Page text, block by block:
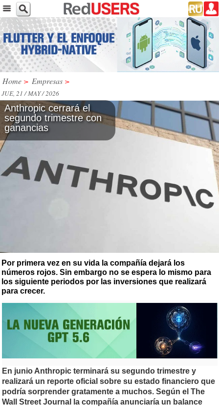
Home > Empresas >
JUE, 21 / MAY / 2026
Anthropic cerrará el
segundo trimestre con
ganancias
Por primera vez en su vida la compañía dejará los
números rojos. Sin embargo no se espera lo mismo para
los siguiente periodos por las inversiones que realizará
para crecer.
En junio Anthropic terminará su segundo trimestre y
realizará un reporte oficial sobre su estado financiero que
podría sorprender gratamente a muchos. Según el The
Wall Street Journal la compañía anunciaría un balance